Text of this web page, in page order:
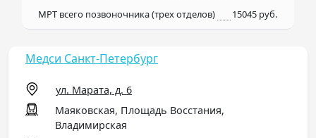
МРТ всего позвоночника (трех отделов)
15045 руб.
Медси Санкт-Петербург
ул. Марата, д. 6
Маяковская, Площадь Восстания,
Владимирская